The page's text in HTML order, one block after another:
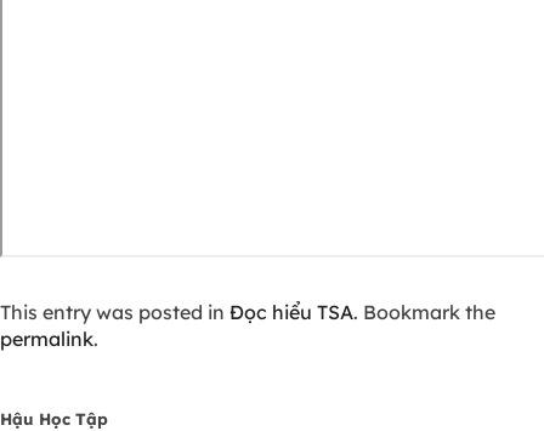
This entry was posted in Đọc hiểu TSA. Bookmark the
permalink.
Hậu Học Tập